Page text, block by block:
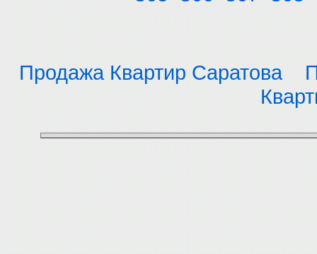
Продажа Квартир Саратова